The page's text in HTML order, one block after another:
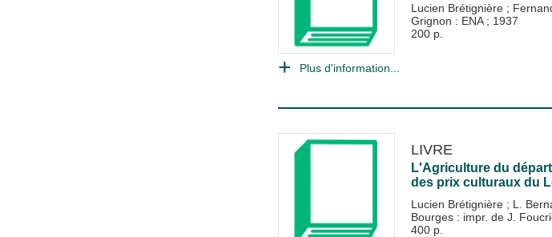
Lucien Brétignière ;
Grignon : ENA ; 1937
200 p.
Plus d'information...
LIVRE
L'Agriculture du
des prix culturaux du
Lucien Brétignière ; L.
Bourges : impr. de J.
400 p.